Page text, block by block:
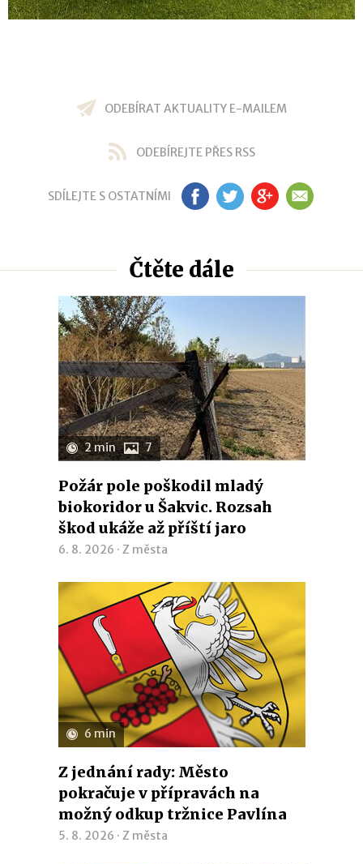
ODEBÍRAT AKTUALITY E-MAILEM
ODEBÍREJTE PŘES RSS
SDÍLEJTE S OSTATNÍMI FB TW GP EM
Čtěte dále
2 min 7
Požár pole poškodil mladý
biokoridor u Šakvic. Rozsah
škod ukáže až příští jaro
6. 8. 2026 · Z města
6 min
Z jednání rady: Město
pokračuje v přípravách na
možný odkup tržnice Pavlína
5. 8. 2026 · Z města